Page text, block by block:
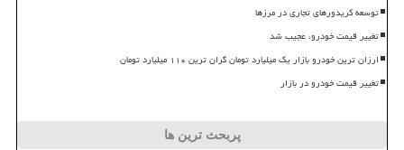
توسعه کریدورهای تجاری در مرزها
تغییر قیمت خودرو، عجیب شد
ارزان ترین خودرو بازار یک میلیارد تومان گران ترین ۱۱۰ میلیارد تومان
تغییر قیمت خودرو در بازار
پربحث ترین ها